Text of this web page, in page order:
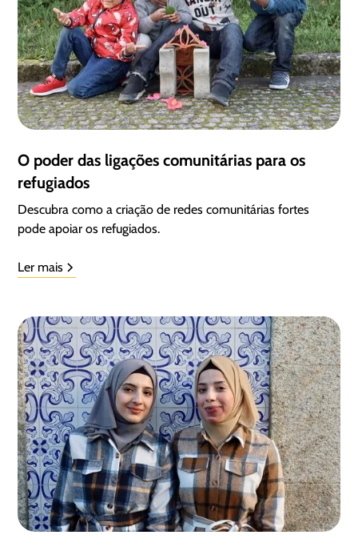
O poder das ligações comunitárias para os
refugiados
Descubra como a criação de redes comunitárias fortes
pode apoiar os refugiados.
Ler mais